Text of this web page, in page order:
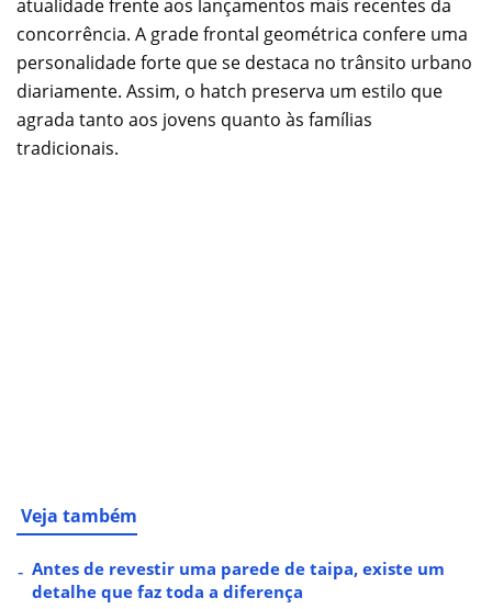
atualidade frente aos lançamentos mais recentes da
concorrência. A grade frontal geométrica confere uma
personalidade forte que se destaca no trânsito urbano
diariamente. Assim, o hatch preserva um estilo que
agrada tanto aos jovens quanto às famílias
tradicionais.
Veja também
Antes de revestir uma parede de taipa, existe um
detalhe que faz toda a diferença